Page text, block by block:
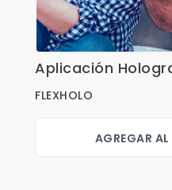
Ver
Aplicación
FLEXHOLO
AGREGAR